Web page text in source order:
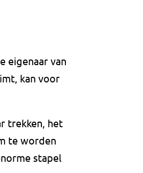
eigenaar van
kan voor
trekken, het
te worden
stapel